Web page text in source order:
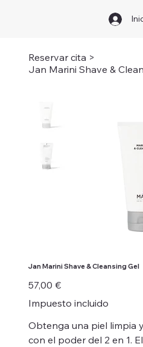
Reservar cita >
Jan Marini Shave &
Jan Marini Shave & Cleansing Gel
Precio
57,00 €
Impuesto incluido
Obtenga una piel limpia
con el poder del 2 en 1.